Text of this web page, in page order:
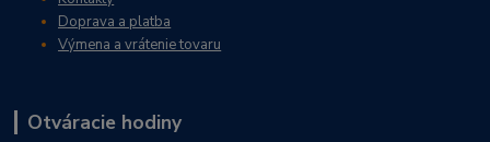
Doprava a platba
Výmena a vrátenie tovaru
Otváracie hodiny